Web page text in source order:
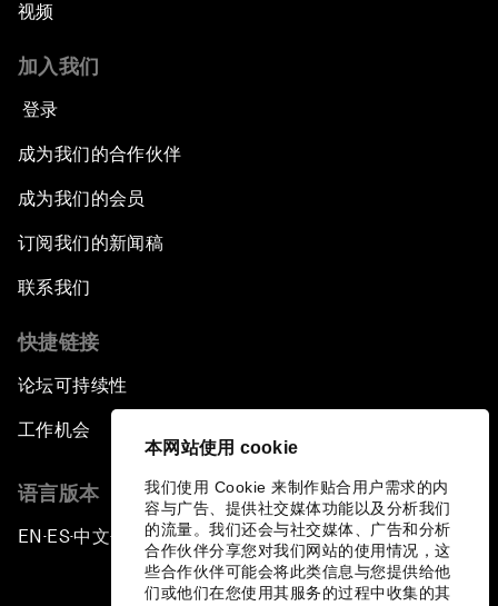
本网站使用 cookie
我们使用 Cookie 来制作贴合用户需求的内
容与广告、提供社交媒体功能以及分析我们
的流量。我们还会与社交媒体、广告和分析
合作伙伴分享您对我们网站的使用情况，这
些合作伙伴可能会将此类信息与您提供给他
们或他们在您使用其服务的过程中收集的其
视频
加入我们
登录
成为我们的合作伙伴
成为我们的会员
订阅我们的新闻稿
联系我们
快捷链接
论坛可持续性
工作机会
语言版本
EN ▪ ES▪中文▪ 日本語